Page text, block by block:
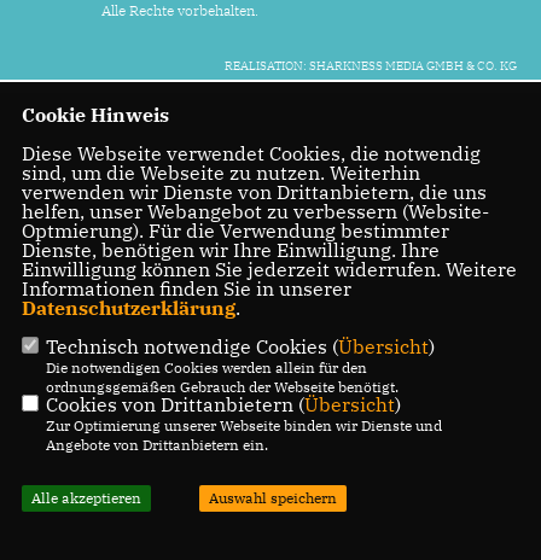
Alle Rechte vorbehalten.
REALISATION: SHARKNESS MEDIA GMBH & CO. KG
Cookie Hinweis
Diese Webseite verwendet Cookies, die notwendig
sind, um die Webseite zu nutzen. Weiterhin
verwenden wir Dienste von Drittanbietern, die uns
helfen, unser Webangebot zu verbessern (Website-
Optmierung). Für die Verwendung bestimmter
Dienste, benötigen wir Ihre Einwilligung. Ihre
Einwilligung können Sie jederzeit widerrufen. Weitere
Informationen finden Sie in unserer
Datenschutzerklärung.
Technisch notwendige Cookies (Übersicht)
Die notwendigen Cookies werden allein für den
ordnungsgemäßen Gebrauch der Webseite benötigt.
Cookies von Drittanbietern (Übersicht)
Zur Optimierung unserer Webseite binden wir Dienste und
Angebote von Drittanbietern ein.
Alle akzeptieren Auswahl speichern